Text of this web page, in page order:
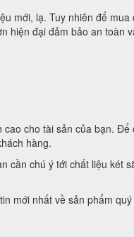
mới, lạ. Tuy nhiên để
hiện đại đảm bảo an toàn
cho tài sản của bạn.
hàng.
cần chú ý tới chất liệu két
mới nhất về sản phẩm